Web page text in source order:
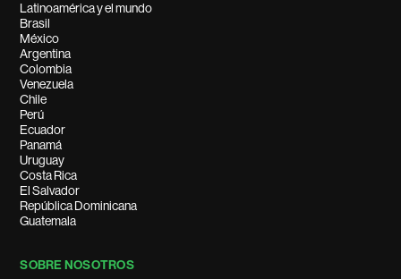
Latinoamérica y el mundo
Brasil
México
Argentina
Colombia
Venezuela
Chile
Perú
Ecuador
Panamá
Uruguay
Costa Rica
El Salvador
República Dominicana
Guatemala
SOBRE NOSOTROS